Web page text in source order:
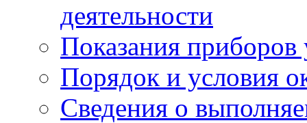
деятельности
Показания приборов
Порядок и условия
Сведения о